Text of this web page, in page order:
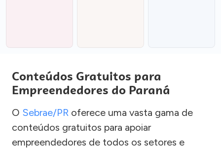
Conteúdos Gratuitos para
Empreendedores do Paraná
O Sebrae/PR oferece uma vasta gama de
conteúdos gratuitos para apoiar
empreendedores de todos os setores e